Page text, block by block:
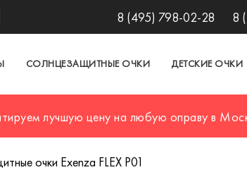
8 (495) 798-02-28 8
СОЛНЦЕЗАЩИТНЫЕ ОЧКИ ДЕТСКИЕ ОЧКИ
лучшую цену на любую оправу в
очки Exenza FLEX P01